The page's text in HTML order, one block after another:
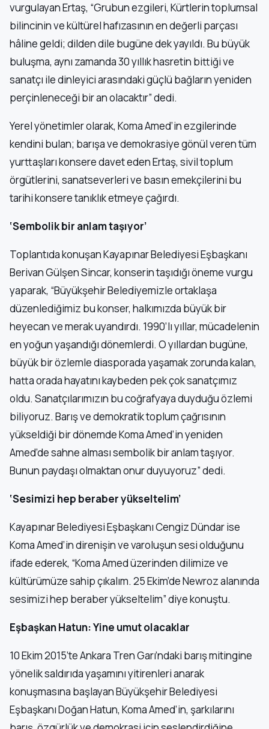
vurgulayan Ertaş, “Grubun ezgileri, Kürtlerin toplumsal
bilincinin ve kültürel hafızasının en değerli parçası
hâline geldi; dilden dile bugüne dek yayıldı. Bu büyük
buluşma, aynı zamanda 30 yıllık hasretin bittiği ve
sanatçı ile dinleyici arasındaki güçlü bağların yeniden
perçinleneceği bir an olacaktır” dedi.
Yerel yönetimler olarak, Koma Amed’in ezgilerinde
kendini bulan; barışa ve demokrasiye gönül veren tüm
yurttaşları konsere davet eden Ertaş, sivil toplum
örgütlerini, sanatseverleri ve basın emekçilerini bu
tarihi konsere tanıklık etmeye çağırdı.
‘Sembolik bir anlam taşıyor’
Toplantıda konuşan Kayapınar Belediyesi Eşbaşkanı
Berivan Gülşen Sincar, konserin taşıdığı öneme vurgu
yaparak, “Büyükşehir Belediyemizle ortaklaşa
düzenlediğimiz bu konser, halkımızda büyük bir
heyecan ve merak uyandırdı. 1990’lı yıllar, mücadelenin
en yoğun yaşandığı dönemlerdi. O yıllardan bugüne,
büyük bir özlemle diasporada yaşamak zorunda kalan,
hatta orada hayatını kaybeden pek çok sanatçımız
oldu. Sanatçılarımızın bu coğrafyaya duyduğu özlemi
biliyoruz. Barış ve demokratik toplum çağrısının
yükseldiği bir dönemde Koma Amed’in yeniden
Amed’de sahne alması sembolik bir anlam taşıyor.
Bunun paydaşı olmaktan onur duyuyoruz” dedi.
‘Sesimizi hep beraber yükseltelim’
Kayapınar Belediyesi Eşbaşkanı Cengiz Dündar ise
Koma Amed’in direnişin ve varoluşun sesi olduğunu
ifade ederek, “Koma Amed üzerinden dilimize ve
kültürümüze sahip çıkalım. 25 Ekim’de Newroz alanında
sesimizi hep beraber yükseltelim” diye konuştu.
Eşbaşkan Hatun: Yine umut olacaklar
10 Ekim 2015’te Ankara Tren Garı’ndaki barış mitingine
yönelik saldırıda yaşamını yitirenleri anarak
konuşmasına başlayan Büyükşehir Belediyesi
Eşbaşkanı Doğan Hatun, Koma Amed’in, şarkılarını